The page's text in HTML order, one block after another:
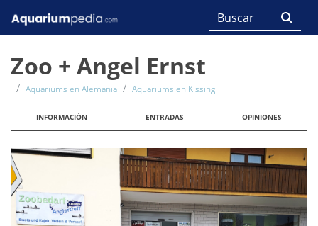
Zoo + Angel Ernst
Aquariums en Alemania Aquariums en Kissing
INFORMACIÓN ENTRADAS OPINIONES